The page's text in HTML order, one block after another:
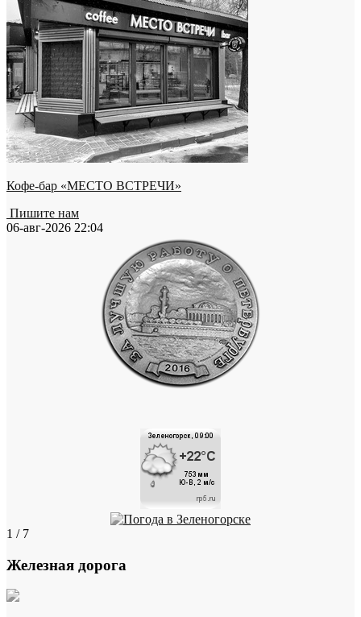
Кофе-бар «МЕСТО ВСТРЕЧИ»
Пишите нам
06-авг-2026 22:04
1 / 7
Железная дорога